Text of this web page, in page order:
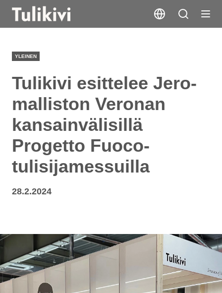
YLEINEN
Tulikivi esittelee Jero-
malliston Veronan
kansainvälisillä
Progetto Fuoco-
tulisijamessuilla
28.2.2024